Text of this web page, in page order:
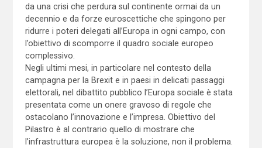
da una crisi che perdura sul continente ormai da un
decennio e da forze euroscettiche che spingono per
ridurre i poteri delegati all’Europa in ogni campo, con
l’obiettivo di scomporre il quadro sociale europeo
complessivo.
Negli ultimi mesi, in particolare nel contesto della
campagna per la Brexit e in paesi in delicati passaggi
elettorali, nel dibattito pubblico l’Europa sociale è stata
presentata come un onere gravoso di regole che
ostacolano l’innovazione e l’impresa. Obiettivo del
Pilastro è al contrario quello di mostrare che
l’infrastruttura europea è la soluzione, non il problema.